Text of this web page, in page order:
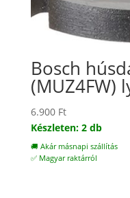
Bosch
(MUZ4FW)
6.900 Ft
Készleten: 2 db
🚚 Akár másnapi szállítás
✅ Magyar raktárról